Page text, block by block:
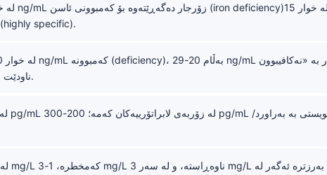
زۆر تایبەتمەندە (highly specific).
(insufficiency) ناودێت.